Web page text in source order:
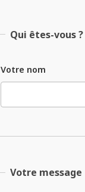
Qui êtes-vous ?
Votre nom
Votre message